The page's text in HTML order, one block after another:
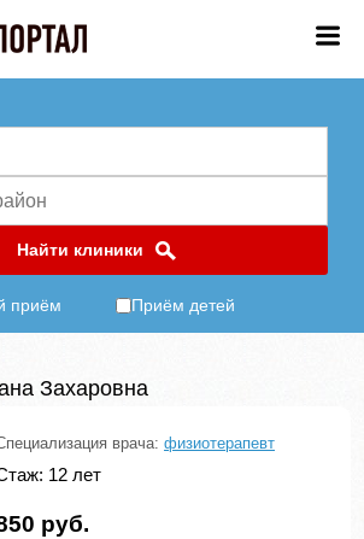
Найти клиники
приём Приём детей
Захаровна
врача: физиотерапевт
12 лет
руб.